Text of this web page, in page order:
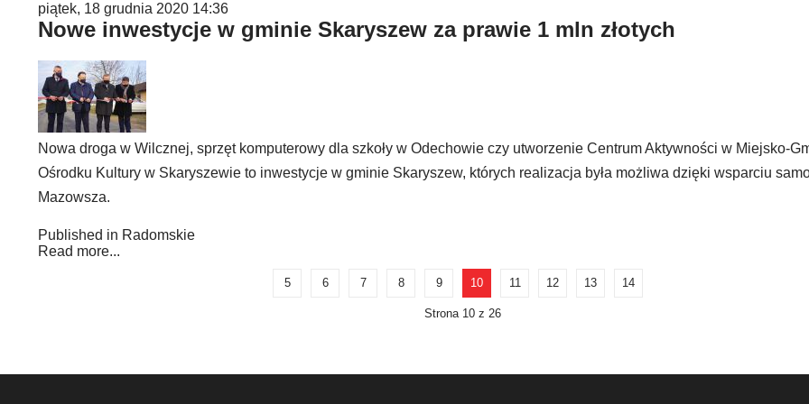
piątek, 18 grudnia 2020 14:36
Nowe inwestycje w gminie Skaryszew za prawie 1 mln złotych
Nowa droga w Wilcznej, sprzęt komputerowy dla szkoły w Odechowie czy utworzenie Centrum Aktywności w Miejsko-
Ośrodku Kultury w Skaryszewie to inwestycje w gminie Skaryszew, których realizacja była możliwa dzięki wsparciu
Mazowsza.
Published in Radomskie
Read more...
5 6 7 8 9 10 11 12 13 14
Strona 10 z 26